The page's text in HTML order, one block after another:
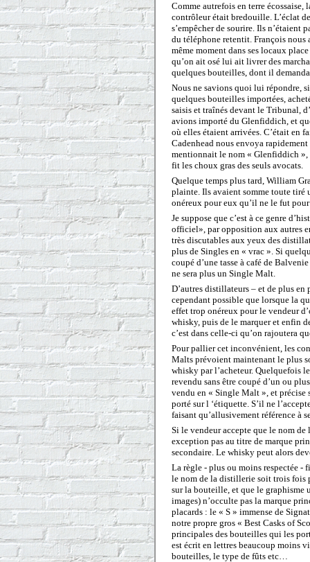
Comme autrefois en terre
contrôleur était bredouille. L’éclat
s’empêcher de sourire. Ils n’étaient
du téléphone retentit. François nous
même moment dans ses locaux
qu’on ait osé lui ait livrer des
quelques bouteilles, dont il
Nous ne savions quoi lui répondre,
quelques bouteilles importées,
saisis et traînés devant le Tribunal,
avions importé du Glenfiddich, et
où elles étaient arrivées. C’était en
Cadenhead nous envoya
mentionnait le nom « Glenfiddich »,
fit les choux gras des seuls avocats.
Quelque temps plus tard, William
plainte. Ils avaient somme toute tiré
onéreux pour eux qu’il ne le fut
Je suppose que c’est à ce genre
officiel», par opposition aux autres
très discutables aux yeux des
plus de Singles en « vrac ». Si
coupé d’une tasse à café de
ne sera plus un Single Malt.
D’autres distillateurs – et de plus
cependant possible que lorsque la
effet trop onéreux pour le vendeur
whisky, puis de le marquer et enfin
c’est dans celle-ci qu’on rajoutera
Pour pallier cet inconvénient, les
Malts prévoient maintenant le plus
whisky par l’acheteur. Quelquefois
revendu sans être coupé d’un ou
vendu en « Single Malt », et
porté sur l ‘étiquette. S’il ne
faisant qu’allusivement référence à
Si le vendeur accepte que le nom
exception pas au titre de marque
secondaire. Le whisky peut alors
La règle - plus ou moins respectée -
le nom de la distillerie soit trois fois
sur la bouteille, et que le graphisme
images) n’occulte pas la marque
placards : le « S » immense de
notre propre gros « Best Casks of
principales des bouteilles qui les
est écrit en lettres beaucoup moins
bouteilles, le type de fûts etc…